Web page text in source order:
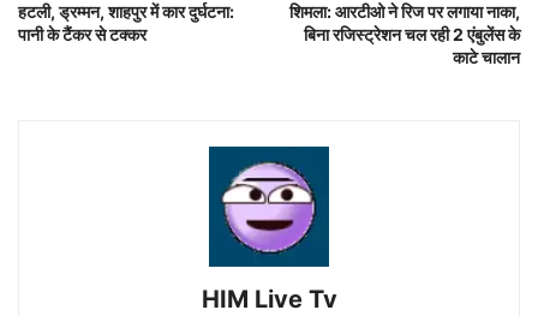
हटली, ड्रम्मन, शाहपुर में कार दुर्घटना:
पानी के टैंकर से टक्कर
शिमला: आरटीओ ने रिज पर लगाया नाका,
बिना रजिस्ट्रेशन चल रही 2 एंबुलेंस के
काटे चालान
HIM Live Tv